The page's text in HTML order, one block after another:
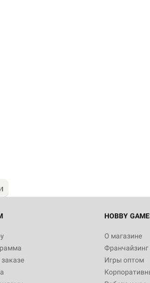
HOBBY
О магазине
Франчайзинг
Игры оптом